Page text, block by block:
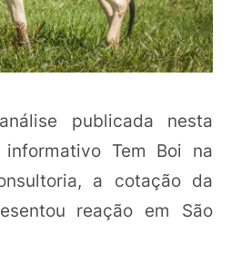
publicada nesta
Tem Boi na
a cotação da
reação em São